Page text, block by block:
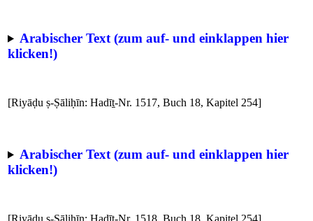
Arabischer Text (zum auf- und einklappen hier
klicken!)
[Riyāḍu ṣ-Ṣāliḥīn: Hadīṯ-Nr. 1517, Buch 18, Kapitel 254]
Arabischer Text (zum auf- und einklappen hier
klicken!)
[Riyāḍu ṣ-Ṣāliḥīn: Hadīṯ-Nr. 1518, Buch 18, Kapitel 254]